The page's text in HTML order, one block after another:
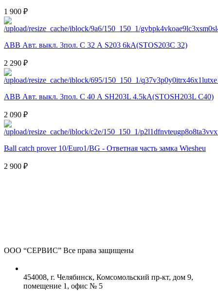
1 900 ₽
ABB Авт. выкл. 3пол. С 32 А S203 6kA(STOS203C 32)
2 290 ₽
ABB Авт. выкл. 3пол. С 40 А SH203L 4.5kA(STOSH203L C40)
2 090 ₽
Ball catch prover 10/Euro1/BG - Ответная часть замка Wiesheu
2 900 ₽
ООО “СЕРВИС” Все права защищены
454008, г. Челябинск, Комсомольский пр-кт, дом 9,
помещение 1, офис № 5